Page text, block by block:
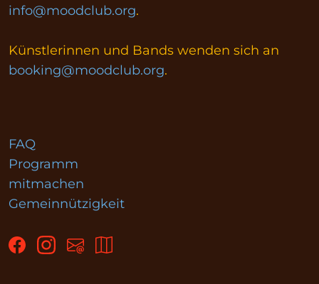
info@moodclub.org.
Künstlerinnen und Bands wenden sich an
booking@moodclub.org.
FAQ
Programm
mitmachen
Gemeinnützigkeit